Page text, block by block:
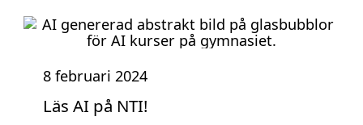
8 februari 2024
Läs AI på NTI!